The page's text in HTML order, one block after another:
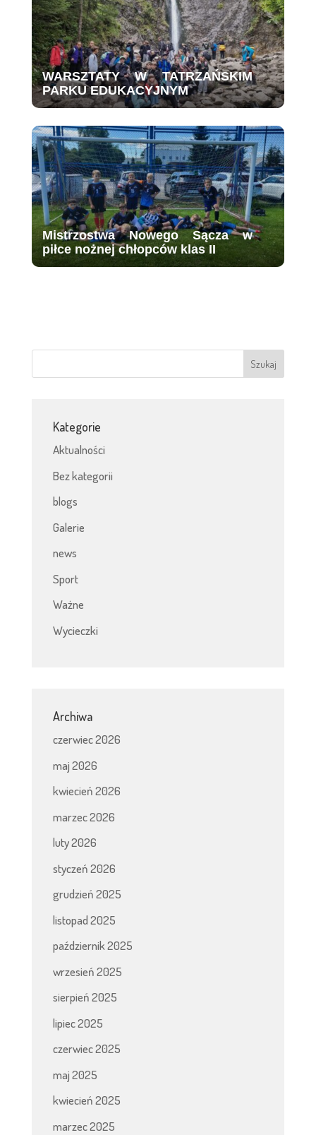
WARSZTATY W TATRZAŃSKIM
PARKU EDUKACYJNYM
Mistrzostwa Nowego Sącza w
piłce nożnej chłopców klas II
Kategorie
Aktualności
Bez kategorii
blogs
Galerie
news
Sport
Ważne
Wycieczki
Archiwa
czerwiec 2026
maj 2026
kwiecień 2026
marzec 2026
luty 2026
styczeń 2026
grudzień 2025
listopad 2025
październik 2025
wrzesień 2025
sierpień 2025
lipiec 2025
czerwiec 2025
maj 2025
kwiecień 2025
marzec 2025